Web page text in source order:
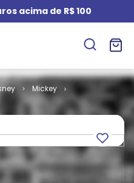
acima de R$ 100
Mickey